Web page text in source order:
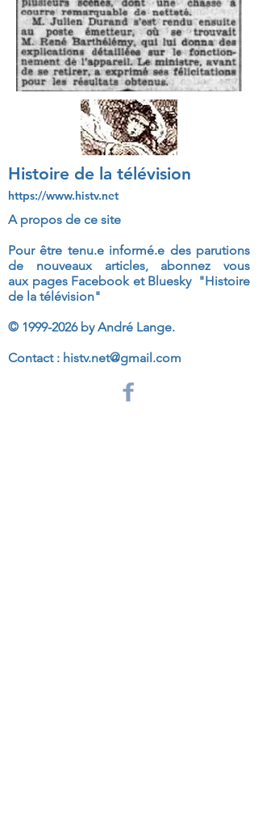
Histoire de la télévision
https://www.histv.net
A propos de ce site
Pour être tenu.e informé.e des parutions
de nouveaux articles, abonnez vous
aux pages Facebook et Bluesky "Histoire
de la télévision"
© 1999-2026by André Lange.
Contact : histv.net@gmail.com